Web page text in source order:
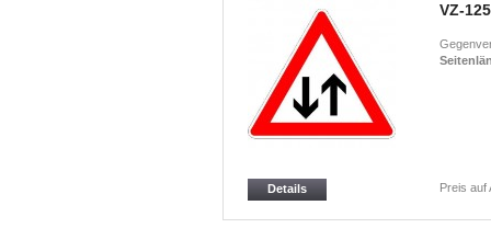
VZ-125
Preis auf
Details